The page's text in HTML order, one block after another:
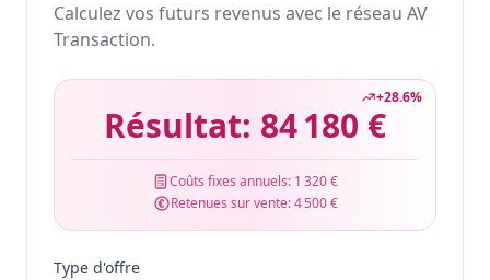
Calculez vos futurs revenus avec le réseau AV
Transaction.
+28.6%
Résultat: 84 180 €
Coûts fixes annuels: 1 320 €
Retenues sur vente:4 500 €
Type d'offre